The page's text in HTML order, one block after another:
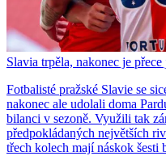
Slavia trpěla, nakonec je
Fotbalisté pražské Slavie se
nakonec ale udolali doma
bilanci v sezoně. Využili tak
předpokládaných největších
třech kolech mají náskok šesti